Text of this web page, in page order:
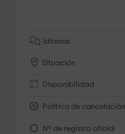
Idiomas
Situación
Disponibilidad
Política de cancelación
Nº de registro oficial